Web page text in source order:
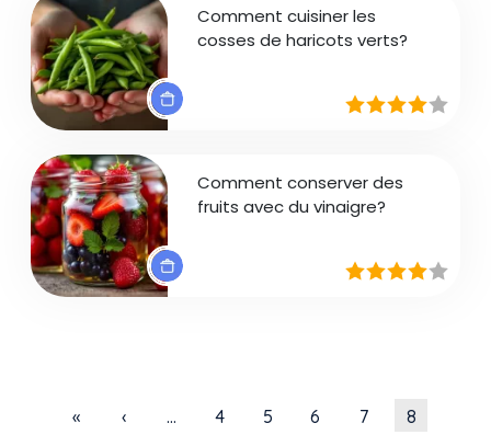
Comment cuisiner les
cosses de haricots verts?
Comment conserver des
fruits avec du vinaigre?
Première page
« Page précédente
‹ … Page
4 Page
5 Page
6 Page
7 Page
8